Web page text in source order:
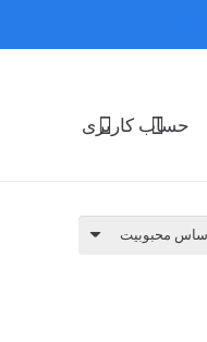
حساب کاربری